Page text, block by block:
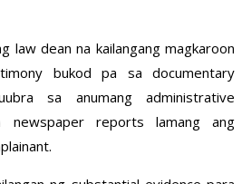
law dean na kailangang magkaroon
bukod pa sa documentary
sa anumang administrative
newspaper reports lamang ang